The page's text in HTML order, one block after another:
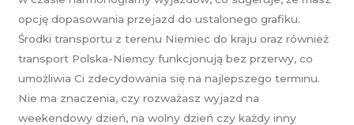
opcję dopasowania przejazd do ustalonego grafiku.
Środki transportu z terenu Niemiec do kraju oraz również
transport Polska-Niemcy funkcjonują bez przerwy, co
umożliwia Ci zdecydowania się na najlepszego terminu.
Nie ma znaczenia, czy rozważasz wyjazd na
weekendowy dzień, na wolny dzień czy każdy inny